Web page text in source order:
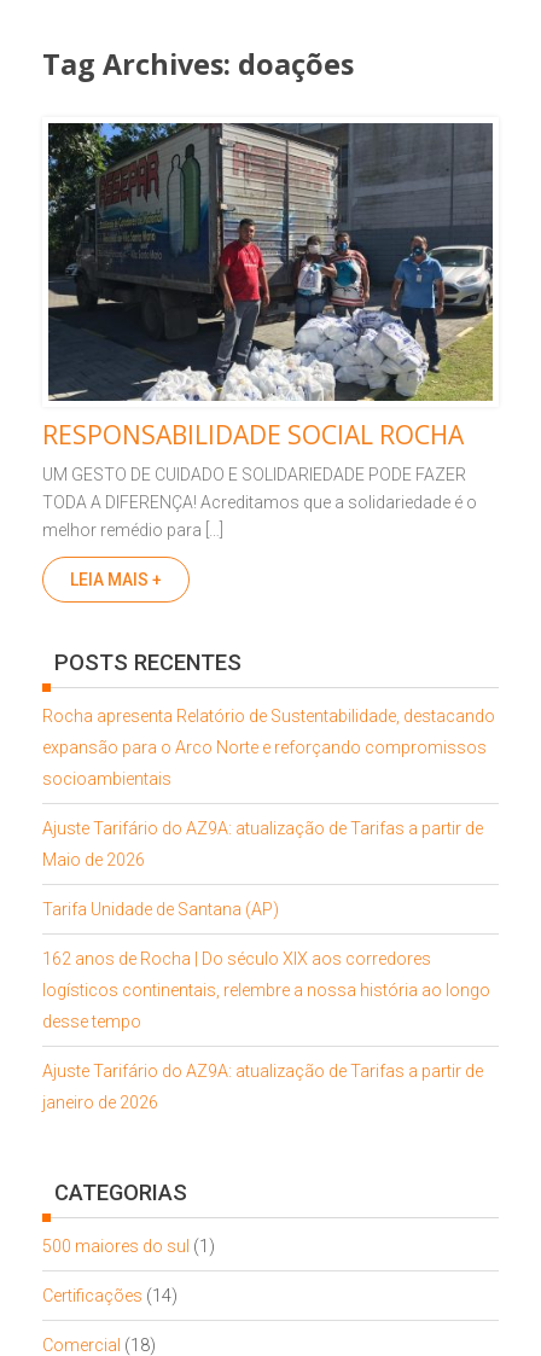
Tag Archives: doações
RESPONSABILIDADE SOCIAL ROCHA
UM GESTO DE CUIDADO E SOLIDARIEDADE PODE FAZER
TODA A DIFERENÇA! Acreditamos que a solidariedade é o
melhor remédio para […]
LEIA MAIS +
POSTS RECENTES
Rocha apresenta Relatório de Sustentabilidade, destacando
expansão para o Arco Norte e reforçando compromissos
socioambientais
Ajuste Tarifário do AZ9A: atualização de Tarifas a partir de
Maio de 2026
Tarifa Unidade de Santana (AP)
162 anos de Rocha | Do século XIX aos corredores
logísticos continentais, relembre a nossa história ao longo
desse tempo
Ajuste Tarifário do AZ9A: atualização de Tarifas a partir de
janeiro de 2026
CATEGORIAS
500 maiores do sul (1)
Certificações (14)
Comercial (18)